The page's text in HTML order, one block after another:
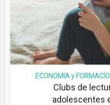
ECONOMIA y
Clubs de
adolescentes